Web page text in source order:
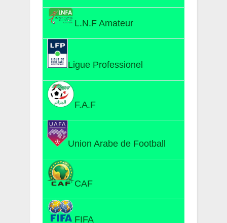
L.N.F Amateur
Ligue Professionel
F.A.F
Union Arabe de Football
CAF
FIFA